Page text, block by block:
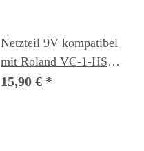
Netzteil 9V kompatibel
mit Roland VC-1-HS
Effektgerät
15,90 € *